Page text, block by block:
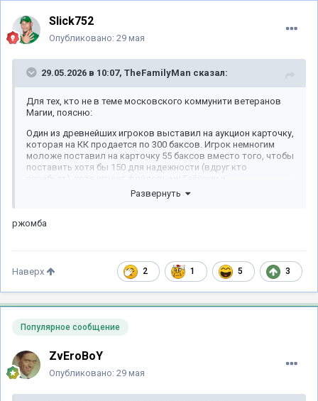
Slick752
Опубликовано: 29 мая
29.05.2026 в 10:07, TheFamilyMan сказал:
Для тех, кто не в теме московского коммунити ветеранов
Магии, поясню:
Один из древнейших игроков выставил на аукцион карточку,
которая на КК продается по 300 баксов. Игрок немногим
моложе поставил на карточку 55 баксов вместо того, чтобы
поставить хотя бы 150 для надежности (вдруг кто
чернобордерными дуалками. Человек-пылесос аукционов
Топдека, тоже старый проперченный годами магования
Барыгана все в поряде.
Развернуть
ржомба
2 1 5 3
Наверх
Популярное сообщение
ZvEroBoY
Опубликовано: 29 мая